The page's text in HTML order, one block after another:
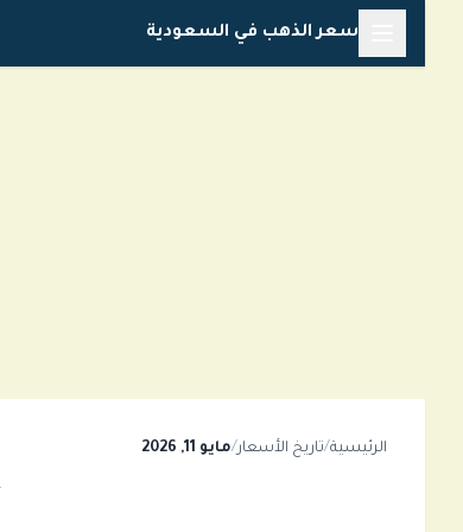
المحتوى
سعر الذهب في السعودية
الرئيسية/تاريخ الأسعار/مايو 11, 2026